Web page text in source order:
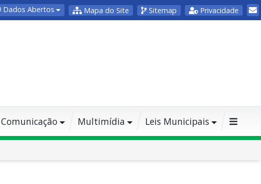
Dados Abertos Mapa do Site Sitemap Privacidade
Comunicação Multimídia Leis Municipais